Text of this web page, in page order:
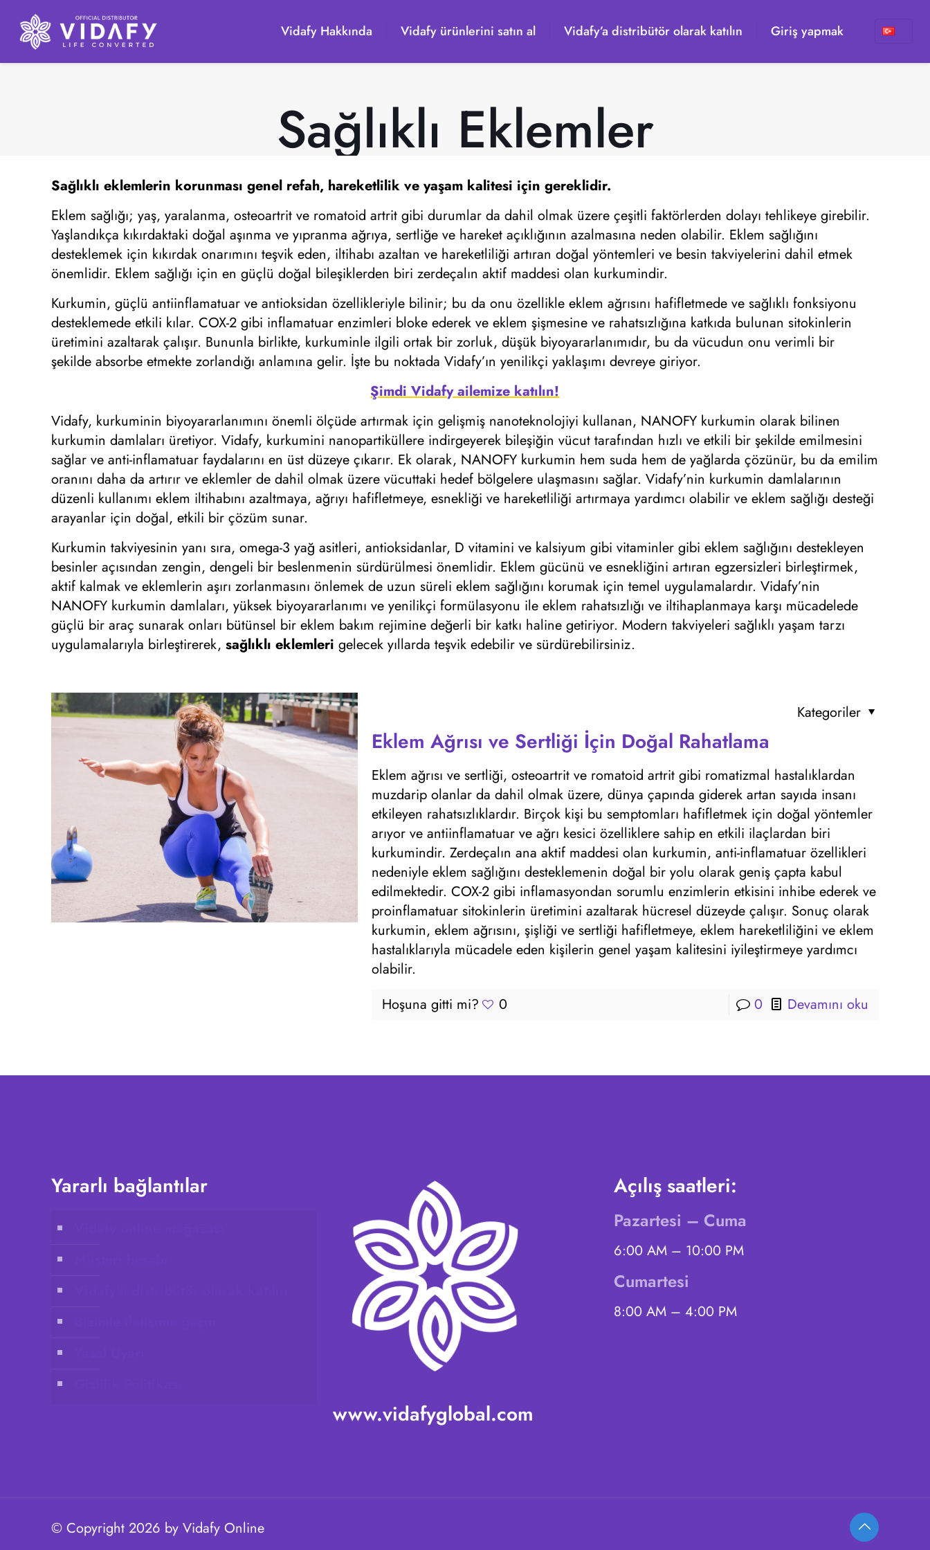
Vidafy Hakkında Vidafy ürünlerini satın al Vidafy’a distribütör olarak katılın Giriş yapmak
Sağlıklı Eklemler
Sağlıklı eklemlerin korunması genel refah, hareketlilik ve yaşam kalitesi için gereklidir.
Eklem sağlığı; yaş, yaralanma, osteoartrit ve romatoid artrit gibi durumlar da dahil olmak üzere çeşitli faktörlerden dolayı tehlikeye girebilir.
Yaşlandıkça kıkırdaktaki doğal aşınma ve yıpranma ağrıya, sertliğe ve hareket açıklığının azalmasına neden olabilir. Eklem sağlığını
desteklemek için kıkırdak onarımını teşvik eden, iltihabı azaltan ve hareketliliği artıran doğal yöntemleri ve besin takviyelerini dahil etmek
önemlidir. Eklem sağlığı için en güçlü doğal bileşiklerden biri zerdeçalın aktif maddesi olan kurkumindir.
Kurkumin, güçlü antiinflamatuar ve antioksidan özellikleriyle bilinir; bu da onu özellikle eklem ağrısını hafifletmede ve sağlıklı fonksiyonu
desteklemede etkili kılar. COX-2 gibi inflamatuar enzimleri bloke ederek ve eklem şişmesine ve rahatsızlığına katkıda bulunan sitokinlerin
üretimini azaltarak çalışır. Bununla birlikte, kurkuminle ilgili ortak bir zorluk, düşük biyoyararlanımıdır, bu da vücudun onu verimli bir
şekilde absorbe etmekte zorlandığı anlamına gelir. İşte bu noktada Vidafy’ın yenilikçi yaklaşımı devreye giriyor.
Şimdi Vidafy ailemize katılın!
Vidafy, kurkuminin biyoyararlanımını önemli ölçüde artırmak için gelişmiş nanoteknolojiyi kullanan, NANOFY kurkumin olarak bilinen
kurkumin damlaları üretiyor. Vidafy, kurkumini nanopartiküllere indirgeyerek bileşiğin vücut tarafından hızlı ve etkili bir şekilde emilmesini
sağlar ve anti-inflamatuar faydalarını en üst düzeye çıkarır. Ek olarak, NANOFY kurkumin hem suda hem de yağlarda çözünür, bu da emilim
oranını daha da artırır ve eklemler de dahil olmak üzere vücuttaki hedef bölgelere ulaşmasını sağlar. Vidafy’nin kurkumin damlalarının
düzenli kullanımı eklem iltihabını azaltmaya, ağrıyı hafifletmeye, esnekliği ve hareketliliği artırmaya yardımcı olabilir ve eklem sağlığı desteği
arayanlar için doğal, etkili bir çözüm sunar.
Kurkumin takviyesinin yanı sıra, omega-3 yağ asitleri, antioksidanlar, D vitamini ve kalsiyum gibi vitaminler gibi eklem sağlığını destekleyen
besinler açısından zengin, dengeli bir beslenmenin sürdürülmesi önemlidir. Eklem gücünü ve esnekliğini artıran egzersizleri birleştirmek,
aktif kalmak ve eklemlerin aşırı zorlanmasını önlemek de uzun süreli eklem sağlığını korumak için temel uygulamalardır. Vidafy’nin
NANOFY kurkumin damlaları, yüksek biyoyararlanımı ve yenilikçi formülasyonu ile eklem rahatsızlığı ve iltihaplanmaya karşı mücadelede
güçlü bir araç sunarak onları bütünsel bir eklem bakım rejimine değerli bir katkı haline getiriyor. Modern takviyeleri sağlıklı yaşam tarzı
uygulamalarıyla birleştirerek,sağlıklı eklemleri gelecek yıllarda teşvik edebilir ve sürdürebilirsiniz.
Kategoriler
Eklem Ağrısı ve Sertliği İçin Doğal Rahatlama
Eklem ağrısı ve sertliği, osteoartrit ve romatoid artrit gibi romatizmal hastalıklardan
muzdarip olanlar da dahil olmak üzere, dünya çapında giderek artan sayıda insanı
etkileyen rahatsızlıklardır. Birçok kişi bu semptomları hafifletmek için doğal yöntemler
arıyor ve antiinflamatuar ve ağrı kesici özelliklere sahip en etkili ilaçlardan biri
kurkumindir. Zerdeçalın ana aktif maddesi olan kurkumin, anti-inflamatuar özellikleri
nedeniyle eklem sağlığını desteklemenin doğal bir yolu olarak geniş çapta kabul
edilmektedir. COX-2 gibi inflamasyondan sorumlu enzimlerin etkisini inhibe ederek ve
proinflamatuar sitokinlerin üretimini azaltarak hücresel düzeyde çalışır. Sonuç olarak
kurkumin, eklem ağrısını, şişliği ve sertliği hafifletmeye, eklem hareketliliğini ve eklem
hastalıklarıyla mücadele eden kişilerin genel yaşam kalitesini iyileştirmeye yardımcı
olabilir.
Hoşuna gitti mi?
0 0 Devamını oku
Yararlı bağlantılar
www.vidafyglobal.com
Açılış saatleri:
Pazartesi – Cuma
6:00 AM – 10:00 PM
Cumartesi
8:00 AM – 4:00 PM
© Copyright 2026 by Vidafy Online